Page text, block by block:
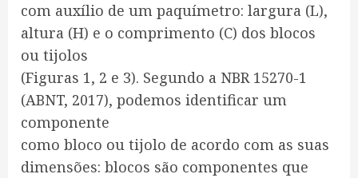
com auxílio de um paquímetro: largura (L),
altura (H) e o comprimento (C) dos blocos
ou tijolos
(Figuras 1, 2 e 3). Segundo a NBR 15270-1
(ABNT, 2017), podemos identificar um
componente
como bloco ou tijolo de acordo com as suas
dimensões: blocos são componentes que